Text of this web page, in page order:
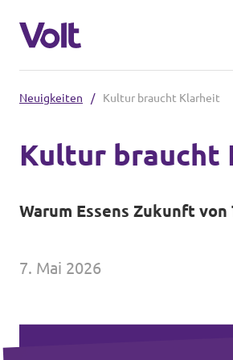
Website von Volt NRW
Neuigkeiten / Kultur braucht Klarheit
Kultur braucht
Warum Essens Zukunft
7. Mai 2026